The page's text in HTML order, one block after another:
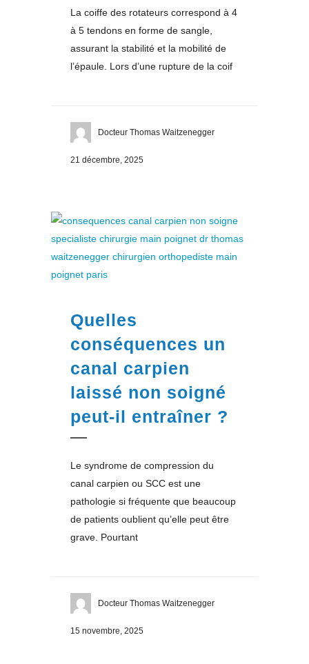
La coiffe des rotateurs correspond à 4
à 5 tendons en forme de sangle,
assurant la stabilité et la mobilité de
l’épaule. Lors d’une rupture de la coif
Docteur Thomas Waitzenegger
21 décembre, 2025
Quelles
conséquences un
canal carpien
laissé non soigné
peut-il entraîner ?
Le syndrome de compression du
canal carpien ou SCC est une
pathologie si fréquente que beaucoup
de patients oublient qu’elle peut être
grave. Pourtant
Docteur Thomas Waitzenegger
15 novembre, 2025